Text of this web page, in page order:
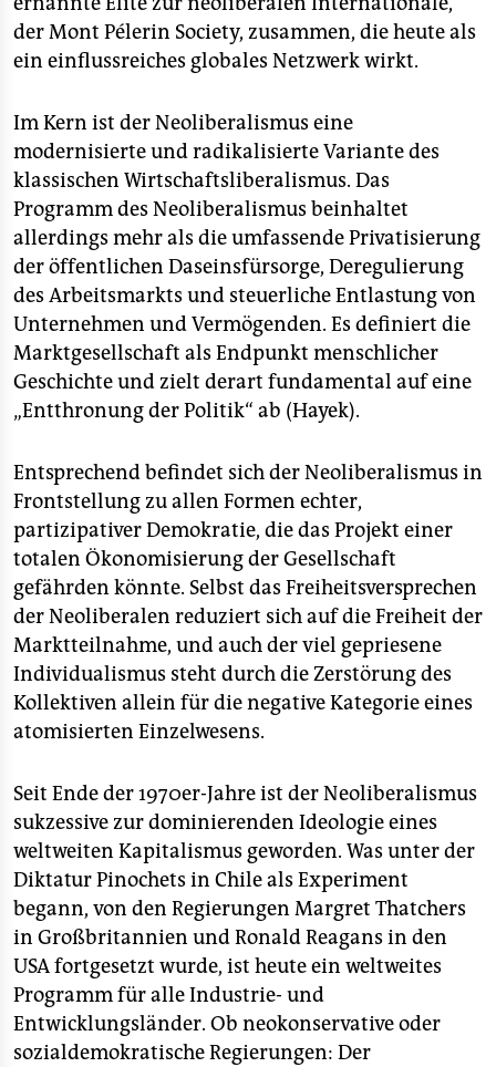
epaper login
der Mont Pélerin Society, zusammen, die heute als
ein einflussreiches globales Netzwerk wirkt.
Im Kern ist der Neoliberalismus eine
modernisierte und radikalisierte Variante des
klassischen Wirtschaftsliberalismus. Das
Programm des Neoliberalismus beinhaltet
allerdings mehr als die umfassende Privatisierung
der öffentlichen Daseinsfürsorge, Deregulierung
des Arbeitsmarkts und steuerliche Entlastung von
Unternehmen und Vermögenden. Es definiert die
Marktgesellschaft als Endpunkt menschlicher
Geschichte und zielt derart fundamental auf eine
„Entthronung der Politik“ ab (Hayek).
Entsprechend befindet sich der Neoliberalismus in
Frontstellung zu allen Formen echter,
partizipativer Demokratie, die das Projekt einer
totalen Ökonomisierung der Gesellschaft
gefährden könnte. Selbst das Freiheitsversprechen
der Neoliberalen reduziert sich auf die Freiheit der
Marktteilnahme, und auch der viel gepriesene
Individualismus steht durch die Zerstörung des
Kollektiven allein für die negative Kategorie eines
atomisierten Einzelwesens.
Seit Ende der 1970er-Jahre ist der Neoliberalismus
sukzessive zur dominierenden Ideologie eines
weltweiten Kapitalismus geworden. Was unter der
Diktatur Pinochets in Chile als Experiment
begann, von den Regierungen Margret Thatchers
in Großbritannien und Ronald Reagans in den
USA fortgesetzt wurde, ist heute ein weltweites
Programm für alle Industrie- und
Entwicklungsländer. Ob neokonservative oder
sozialdemokratische Regierungen: Der